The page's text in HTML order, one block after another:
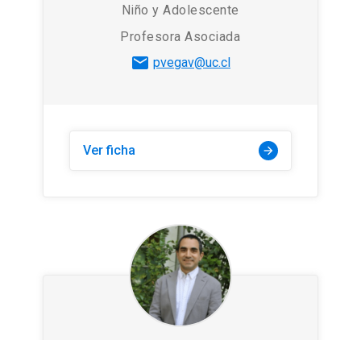
Niño y Adolescente
Profesora Asociada
mail pvegav@uc.cl
Ver ficha arrow_forward